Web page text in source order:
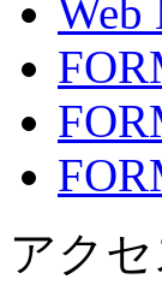
Web
アク